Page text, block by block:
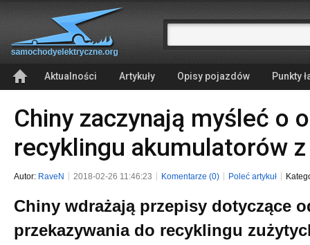
Aktualności Artykuły Opisy pojazdów Punkty
Chiny zaczynają myśleć o
recyklingu akumulatorów
Autor: RaveN 2018-02-26 11:46:23 Komentarze (0) Poleć artykuł
Chiny wdrażają przepisy dotyczące
przekazywania do recyklingu